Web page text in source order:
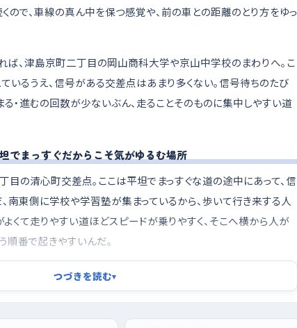
ので、車線の真ん中を保つ感覚や、前の車との距離のとり方をゆっ
ば、津島京町二丁目の岡山商科大学や京山中学校のまわりへ。こ
いるうえ、信号がある交差点はあまり多くない。信号待ちのたび
る・進むの回数が少ないぶん、走ることそのものに集中しやすい道
でまっすぐだからこそ気がゆるむ場所
目の清心町交差点。ここは平坦でまっすぐな道の途中にあって、信
南東側に学校や学習塾が集まっているから、歩いて行き来する人
くて走りやすい道ほどスピードが乗りやすく、そこへ横から人が
順番で起きやすいんだ。
点も似ている。北にガソリンスタンド、西に塾があって、給油のた
すぐ抜けたい車が同じ場所で交わる。曲がってくる車を先に行かせ
つづきを読む▾